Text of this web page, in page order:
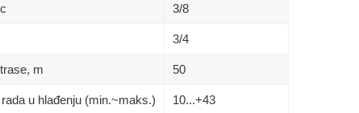
3/8
3/4
m 50
u hlađenju (min.~maks.) 10...+43